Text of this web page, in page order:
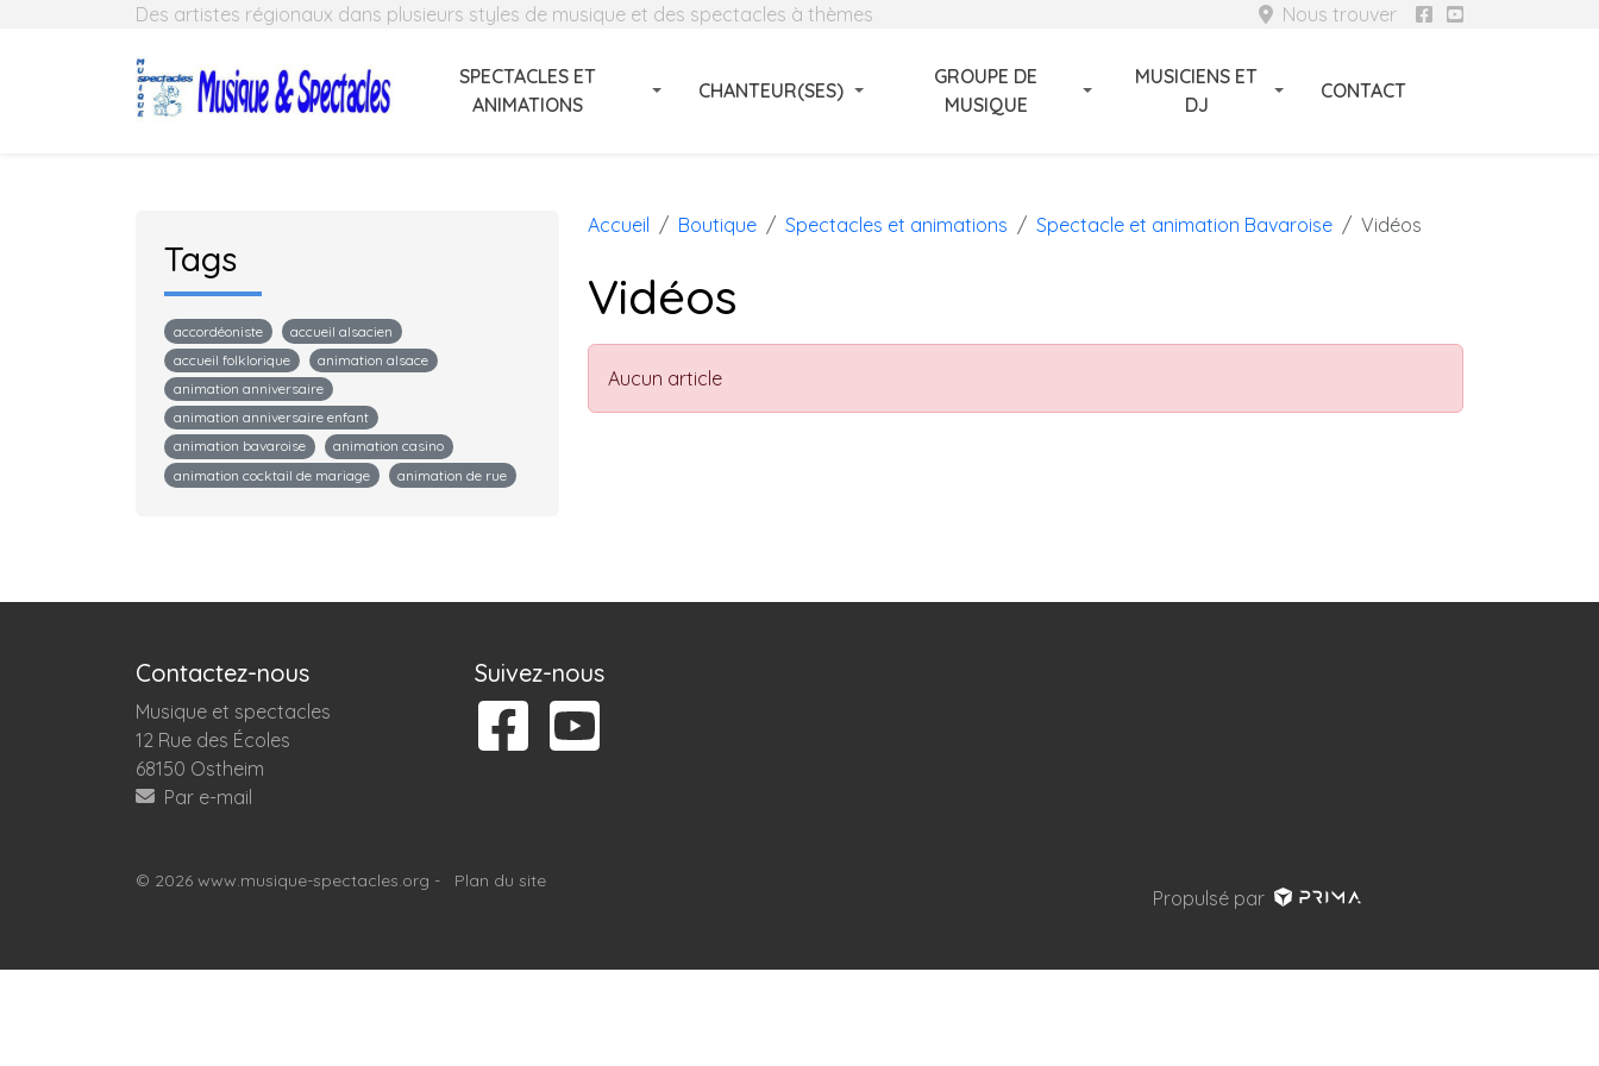
Des artistes régionaux dans plusieurs styles de musique et des spectacles à thèmes Nous trouver
SPECTACLES ET
ANIMATIONS
CHANTEUR(SES)
GROUPE DE
MUSIQUE
MUSICIENS ET
DJ
CONTACT
Accueil Boutique Spectacles et animations Spectacle et animation Bavaroise Vidéos
Vidéos
Aucun article
Tags
accordéoniste
accueil alsacien
accueil folklorique
animation alsace
animation anniversaire
animation anniversaire enfant
animation bavaroise
animation casino
animation cocktail de mariage
animation de rue
Contactez-nous
Musique et spectacles
12 Rue des Écoles
68150 Ostheim
Par e-mail
Suivez-nous
© 2026 www.musique-spectacles.org - Plan du site
Propulsé par